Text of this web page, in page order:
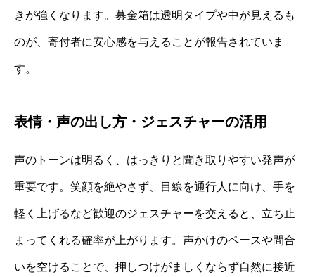
きが強くなります。募金箱は透明タイプや中が見えるも
のが、寄付者に安心感を与えることが報告されていま
す。
表情・声の出し方・ジェスチャーの活用
声のトーンは明るく、はっきりと聞き取りやすい発声が
重要です。笑顔を絶やさず、目線を通行人に向け、手を
軽く上げるなど歓迎のジェスチャーを交えると、立ち止
まってくれる確率が上がります。声かけのペースや間合
いを空けることで、押しつけがましくならず自然に接近